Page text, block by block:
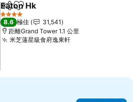
分享 放到收藏夾
Eaton Hk
4 星級
8.6 極佳
31,541
距離Grand Tower 1.1 公里
米芝蓮星級食府逸東軒查看價格